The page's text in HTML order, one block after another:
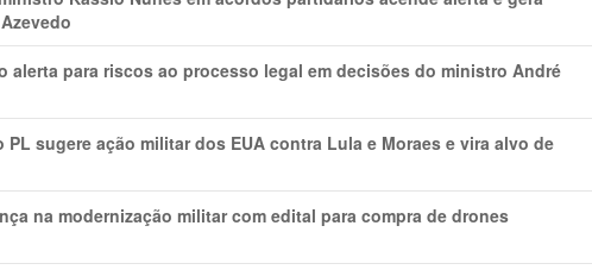
alerta para riscos ao processo legal em decisões do ministro André
PL sugere ação militar dos EUA contra Lula e Moraes e vira alvo de
na modernização militar com edital para compra de drones